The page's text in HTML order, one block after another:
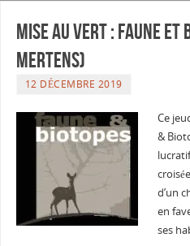
Mise au vert : Faune et
Mertens)
12 DÉCEMBRE 2019
Ce
&
d’un
en
ses